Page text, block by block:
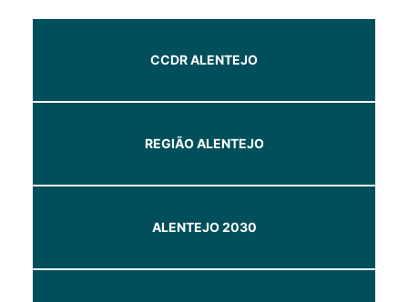
CCDR ALENTEJO
REGIÃO ALENTEJO
ALENTEJO 2030